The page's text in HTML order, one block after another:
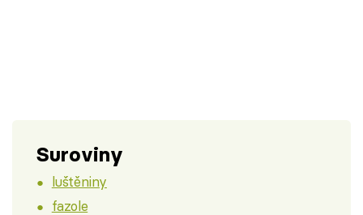
Suroviny
luštěniny
fazole